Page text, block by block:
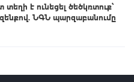
է ունեցել ծեծկռտուք՝
ՆԳՆ պարզաբանումը